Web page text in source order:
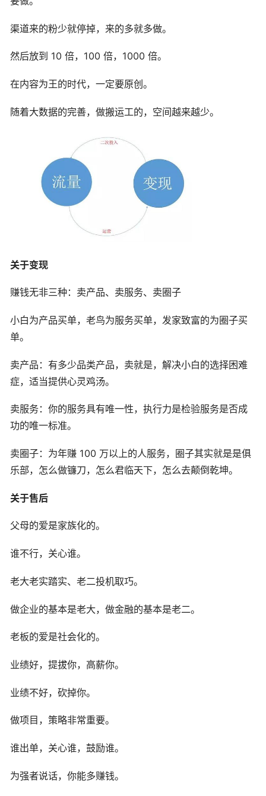
渠道来的粉少就停掉，来的多就多做。
然后放到 10 倍，100 倍，1000 倍。
在内容为王的时代，一定要原创。
随着大数据的完善，做搬运工的，空间越来越少。
关于变现
赚钱无非三种：卖产品、卖服务、卖圈子
小白为产品买单，老鸟为服务买单，发家致富的为圈子买
单。
卖产品：有多少品类产品，卖就是，解决小白的选择困难
症，适当提供心灵鸡汤。
卖服务：你的服务具有唯一性，执行力是检验服务是否成
功的唯一标准。
卖圈子：为年赚 100 万以上的人服务，圈子其实就是是俱
乐部，怎么做镰刀，怎么君临天下，怎么去颠倒乾坤。
关于售后
父母的爱是家族化的。
谁不行，关心谁。
老大老实踏实、老二投机取巧。
做企业的基本是老大，做金融的基本是老二。
老板的爱是社会化的。
业绩好，提拔你，高薪你。
业绩不好，砍掉你。
做项目，策略非常重要。
谁出单，关心谁，鼓励谁。
为强者说话，你能多赚钱。